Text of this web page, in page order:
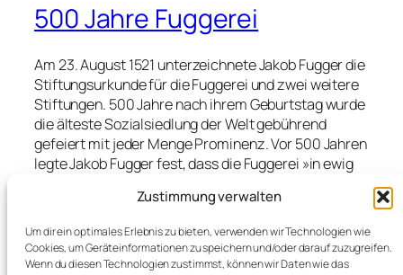
Zustimmung verwalten
Um dir ein optimales Erlebnis zu bieten, verwenden wir Technologien wie
Cookies, um Geräteinformationen zu speichern und/oder darauf zuzugreifen.
Wenn du diesen Technologien zustimmst, können wir Daten wie das
500 Jahre Fuggerei
Am 23. August 1521 unterzeichnete Jakob Fugger die
Stiftungsurkunde für die Fuggerei und zwei weitere
Stiftungen. 500 Jahre nach ihrem Geburtstag wurde
die älteste Sozialsiedlung der Welt gebührend
gefeiert mit jeder Menge Prominenz. Vor 500 Jahren
legte Jakob Fugger fest, dass die Fuggerei »in ewig
Auftrag, stets alles Nötige für ihren Fortbestand zu
tun und sie möglichst auch zu »mehren« – heute
würde man von entwickeln sprechen. Zudem
errichtete Jakob Fugger seine Siedlung »in